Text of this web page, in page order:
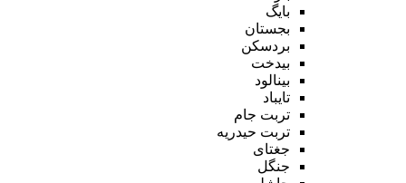
بایگ
بجستان
بردسکن
بیدخت
بینالود
تایباد
تربت جام
تربت حیدریه
جغتای
جنگل